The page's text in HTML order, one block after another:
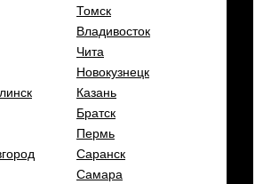
Томск
Владивосток
Чита
Новокузнецк
Казань
Братск
Пермь
Саранск
Самара